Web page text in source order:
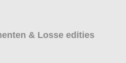
& Losse edities